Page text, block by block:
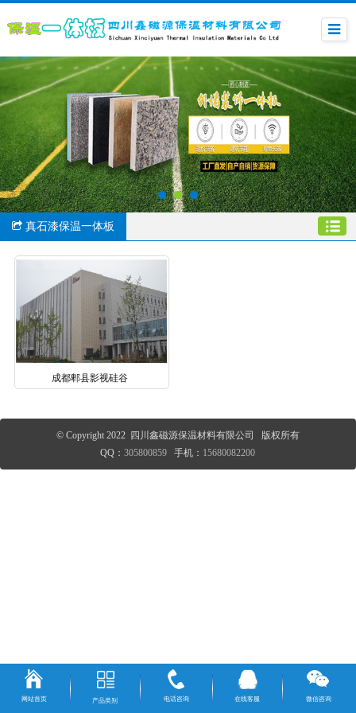
真石漆保温一体板
成都郫县影视硅谷
© Copyright 2022 四川鑫磁源保温材料有限公司 版权所有
QQ：305800859 手机： 15680082200
网站首页 产品类别 电话咨询 在线客服 微信咨询